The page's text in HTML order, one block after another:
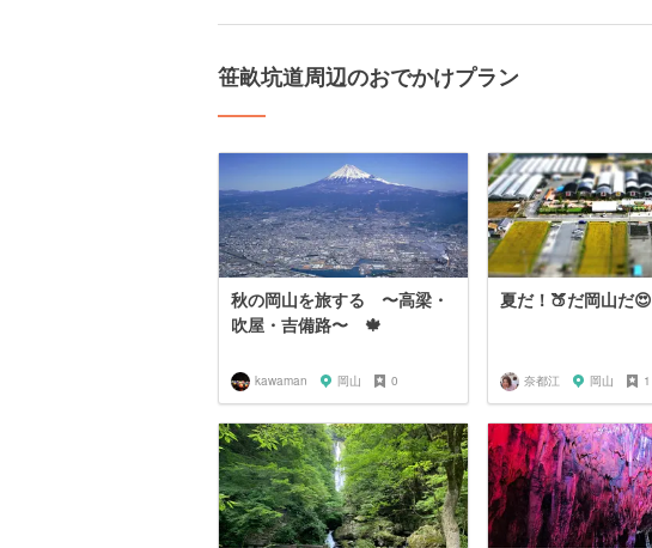
笹畝坑道周辺のおでかけプラン
秋の岡山を旅する 〜高梁・
吹屋・吉備路〜 🍁
kawaman 岡山 0
夏だ！🍑だ岡山だ😍
奈都江 岡山 1